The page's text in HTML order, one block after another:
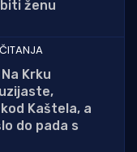
ženu
Na Krku
Kaštela, a
do pada s